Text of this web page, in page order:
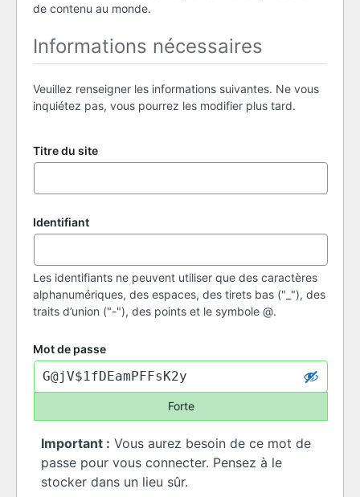
de contenu au monde.
Informations nécessaires
Veuillez renseigner les informations suivantes. Ne vous
inquiétez pas, vous pourrez les modifier plus tard.
Titre du site
Identifiant
Les identifiants ne peuvent utiliser que des caractères
alphanumériques, des espaces, des tirets bas ("_"), des
traits d’union ("-"), des points et le symbole @.
Mot de passe
Forte
Important : Vous aurez besoin de ce mot de
passe pour vous connecter. Pensez à le
stocker dans un lieu sûr.